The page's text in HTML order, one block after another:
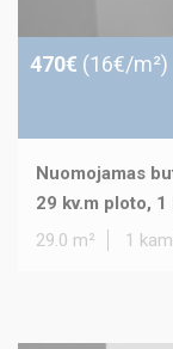
470€ (16€/m²)
Nuomojamas
29 kv.m ploto, 1
29.0 m²
1